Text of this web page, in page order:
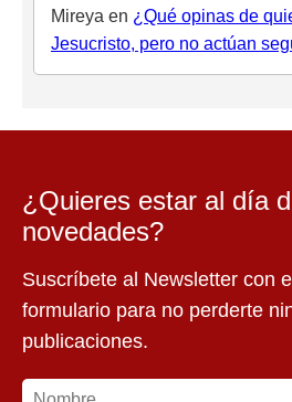
Mireya en ¿Qué opinas de
Jesucristo, pero no actúan
¿Quieres estar al día
novedades?
Suscríbete al Newsletter con
formulario para no perderte
publicaciones.